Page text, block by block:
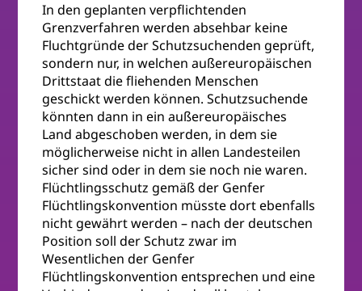
In den geplanten verpflichtenden
Grenzverfahren werden absehbar keine
Fluchtgründe der Schutzsuchenden geprüft,
sondern nur, in welchen außereuropäischen
Drittstaat die fliehenden Menschen
geschickt werden können. Schutzsuchende
könnten dann in ein außereuropäisches
Land abgeschoben werden, in dem sie
möglicherweise nicht in allen Landesteilen
sicher sind oder in dem sie noch nie waren.
Flüchtlingsschutz gemäß der Genfer
Flüchtlingskonvention müsste dort ebenfalls
nicht gewährt werden – nach der deutschen
Position soll der Schutz zwar im
Wesentlichen der Genfer
Flüchtlingskonvention entsprechen und eine